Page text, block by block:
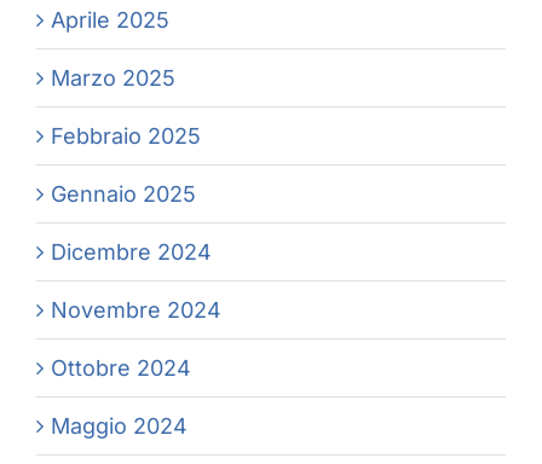
Aprile 2025
Marzo 2025
Febbraio 2025
Gennaio 2025
Dicembre 2024
Novembre 2024
Ottobre 2024
Maggio 2024